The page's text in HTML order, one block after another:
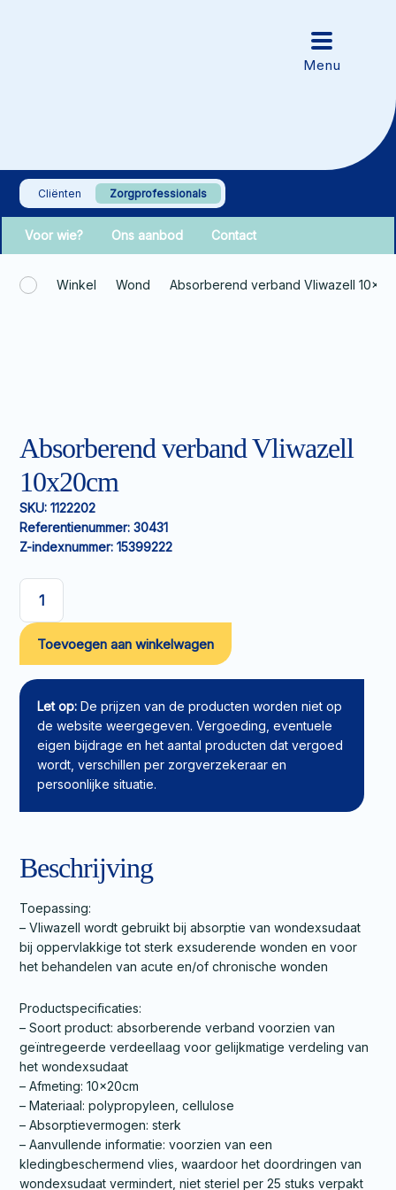
Cliënten Zorgprofessionals
Voor wie? Ons aanbod Contact
Winkel Wond Absorberend verband Vliwazell
Absorberend verband Vliwazell
10x20cm
SKU: 1122202
Referentienummer: 30431
Z-indexnummer: 15399222
Absorberend
verband
Vliwazell
10x20cm
aantal
Toevoegen aan winkelwagen
Let op: De prijzen van de producten worden niet op
de website weergegeven. Vergoeding, eventuele
eigen bijdrage en het aantal producten dat vergoed
wordt, verschillen per zorgverzekeraar en
persoonlijke situatie.
Beschrijving
Toepassing:
– Vliwazell wordt gebruikt bij absorptie van wondexsudaat
bij oppervlakkige tot sterk exsuderende wonden en voor
het behandelen van acute en/of chronische wonden
Productspecificaties:
– Soort product: absorberende verband voorzien van
geïntregeerde verdeellaag voor gelijkmatige verdeling van
het wondexsudaat
– Afmeting: 10x20cm
– Materiaal: polypropyleen, cellulose
– Absorptievermogen: sterk
– Aanvullende informatie: voorzien van een
kledingbeschermend vlies, waardoor het doordringen van
wondexsudaat vermindert, niet steriel per 25 stuks verpakt